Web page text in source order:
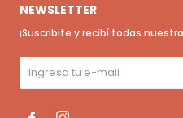
NEWSLETTER
¡Suscribite y recibí todas